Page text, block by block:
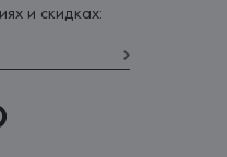
и скидках: